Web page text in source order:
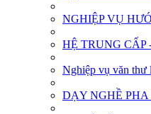
NGHIỆP VỤ
HỆ TRUNG
Nghiệp vụ văn thư
DẠY NGHỀ PHA